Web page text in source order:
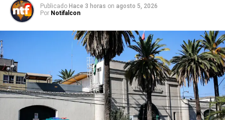
Publicado Hace 3 horas on agosto 5, 2026
Por Notifalcon